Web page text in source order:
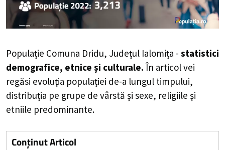
Populație Comuna Dridu, Județul Ialomița - statistici
demografice, etnice și culturale. În articol vei
regăsi evoluția populației de-a lungul timpului,
distribuția pe grupe de vârstă și sexe, religiile și
etniile predominante.
Conținut Articol